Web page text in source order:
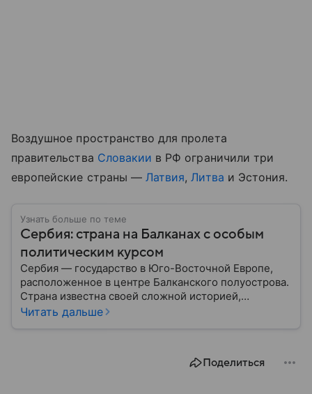
Воздушное пространство для пролета
правительства Словакии в РФ ограничили три
европейские страны —Латвия,Литва и Эстония.
Узнать больше по теме
Сербия: страна на Балканах с особым
политическим курсом
Сербия — государство в Юго-Восточной Европе,
расположенное в центре Балканского полуострова.
Страна известна своей сложной историей,
культурным наследием и особым
Читать дальше
Поделиться